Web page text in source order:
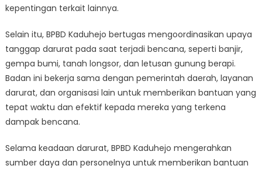
kepentingan terkait lainnya.
Selain itu, BPBD Kaduhejo bertugas mengoordinasikan upaya
tanggap darurat pada saat terjadi bencana, seperti banjir,
gempa bumi, tanah longsor, dan letusan gunung berapi.
Badan ini bekerja sama dengan pemerintah daerah, layanan
darurat, dan organisasi lain untuk memberikan bantuan yang
tepat waktu dan efektif kepada mereka yang terkena
dampak bencana.
Selama keadaan darurat, BPBD Kaduhejo mengerahkan
sumber daya dan personelnya untuk memberikan bantuan